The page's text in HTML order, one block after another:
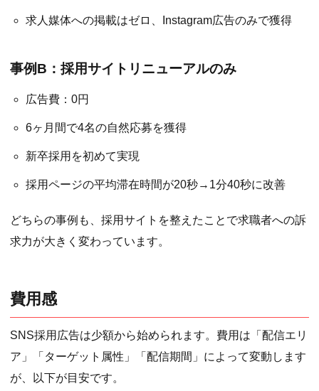
求人媒体への掲載はゼロ、Instagram広告のみで獲得
事例B：採用サイトリニューアルのみ
広告費：0円
6ヶ月間で4名の自然応募を獲得
新卒採用を初めて実現
採用ページの平均滞在時間が20秒→1分40秒に改善
どちらの事例も、採用サイトを整えたことで求職者への訴
求力が大きく変わっています。
費用感
SNS採用広告は少額から始められます。費用は「配信エリ
ア」「ターゲット属性」「配信期間」によって変動します
が、以下が目安です。